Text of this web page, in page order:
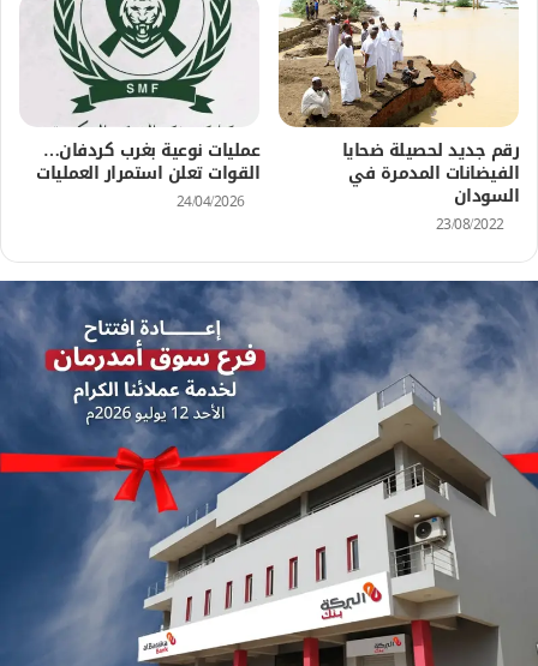
رقم جديد لحصيلة ضحايا
الفيضانات المدمرة في
السودان
23/08/2022
عمليات نوعية بغرب كردفان…
القوات تعلن استمرار العمليات
24/04/2026